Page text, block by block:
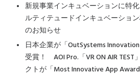
新規事業インキュベーションに特
ルティテュードインキュベーショ
のお知らせ
日本企業が「OutSystems
受賞！ AOI Pro.「VR ON AIR TEST
クトが「Most Innovative App